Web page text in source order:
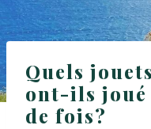
Quels
ont-ils
de fois?